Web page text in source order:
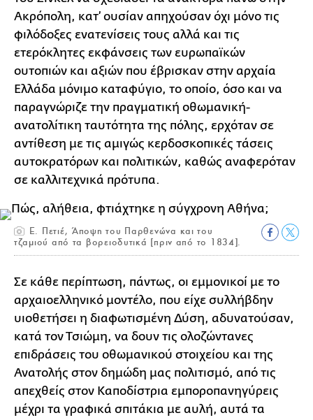
Ακρόπολη, κατ’ ουσίαν απηχούσαν όχι μόνο τις
φιλόδοξες ενατενίσεις τους αλλά και τις
ετερόκλητες εκφάνσεις των ευρωπαϊκών
ουτοπιών και αξιών που έβρισκαν στην αρχαία
Ελλάδα μόνιμο καταφύγιο, το οποίο, όσο και να
παραγνώριζε την πραγματική οθωμανική-
ανατολίτικη ταυτότητα της πόλης, ερχόταν σε
αντίθεση με τις αμιγώς κερδοσκοπικές τάσεις
αυτοκρατόρων και πολιτικών, καθώς αναφερόταν
σε καλλιτεχνικά πρότυπα.
Ε. Πετιέ, Άποψη του Παρθενώνα και του
τζαμιού από τα βορειοδυτικά [πριν από το 1834].
Σε κάθε περίπτωση, πάντως, οι εμμονικοί με το
αρχαιοελληνικό μοντέλο, που είχε συλλήβδην
υιοθετήσει η διαφωτισμένη Δύση, αδυνατούσαν,
κατά τον Τσιώμη, να δουν τις ολοζώντανες
επιδράσεις του οθωμανικού στοιχείου και της
Ανατολής στον δημώδη μας πολιτισμό, από τις
απεχθείς στον Καποδίστρια εμποροπανηγύρεις
μέχρι τα γραφικά σπιτάκια με αυλή, αυτά τα